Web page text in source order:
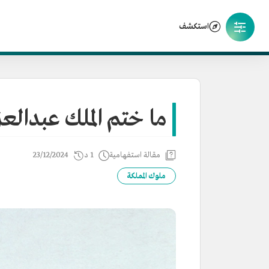
استكشف
ما ختم الملك
مقالة استفهامية 1 د 23/12/2024
ملوك المملكة